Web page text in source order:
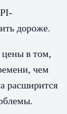
дороже.
цены в том,
чем
расширится